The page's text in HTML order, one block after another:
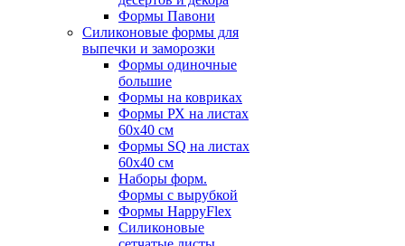
Формы Павони
Силиконовые формы для
выпечки и заморозки
Формы одиночные
большие
Формы на ковриках
Формы РХ на листах
60х40 см
Формы SQ на листах
60х40 см
Наборы форм.
Формы с вырубкой
Формы HappyFlex
Силиконовые